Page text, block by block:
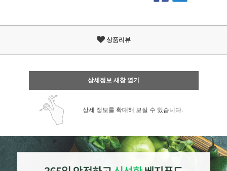
상품리뷰
상세정보 새창 열기
상세 정보를 확대해 보실 수 있습니다.